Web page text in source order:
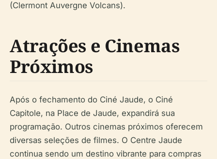
(Clermont Auvergne Volcans).
Atrações e Cinemas
Próximos
Após o fechamento do Ciné Jaude, o Ciné
Capitole, na Place de Jaude, expandirá sua
programação. Outros cinemas próximos oferecem
diversas seleções de filmes. O Centre Jaude
continua sendo um destino vibrante para compras